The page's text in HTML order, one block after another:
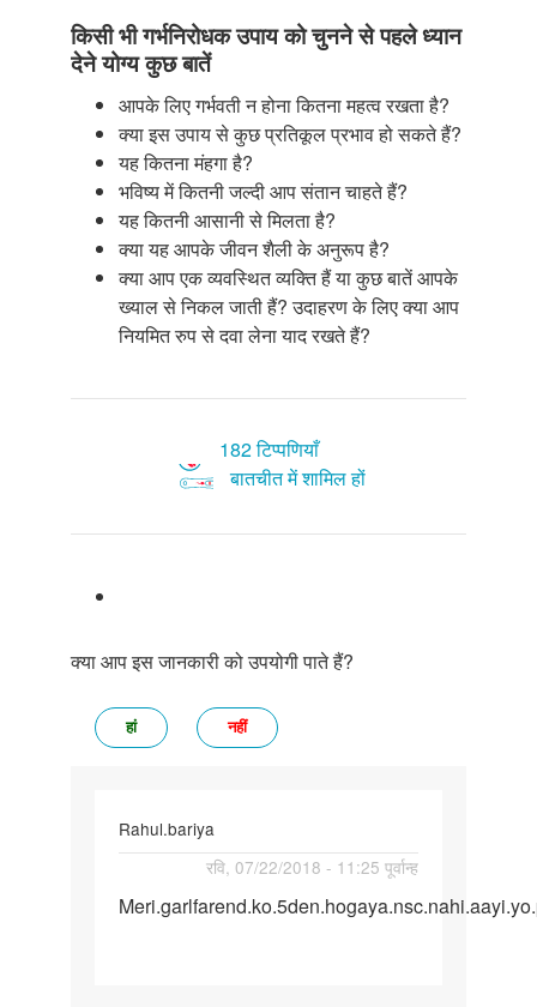
किसी भी गर्भनिरोधक उपाय को चुनने से पहले ध्यान
देने योग्य कुछ बातें
आपके लिए गर्भवती न होना कितना महत्व रखता है?
क्या इस उपाय से कुछ प्रतिकूल प्रभाव हो सकते हैं?
यह कितना मंहगा है?
भविष्य में कितनी जल्दी आप संतान चाहते हैं?
यह कितनी आसानी से मिलता है?
क्या यह आपके जीवन शैली के अनुरूप है?
क्या आप एक व्यवस्थित व्यक्ति हैं या कुछ बातें आपके
ख्याल से निकल जाती हैं? उदाहरण के लिए क्या आप
नियमित रुप से दवा लेना याद रखते हैं?
182 टिप्पणियाँ
बातचीत में शामिल हों
क्या आप इस जानकारी को उपयोगी पाते हैं?
हां नहीं
Rahul.bariya
रवि, 07/22/2018 - 11:25 पूर्वान्ह